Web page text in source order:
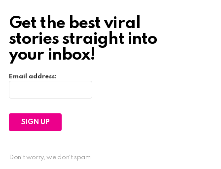
Get the best viral
stories straight into
your inbox!
Email address:
Don't worry, we don't spam